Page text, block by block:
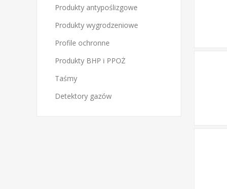
Produkty antypoślizgowe
Produkty wygrodzeniowe
Profile ochronne
Produkty BHP i PPOŻ
Taśmy
Detektory gazów